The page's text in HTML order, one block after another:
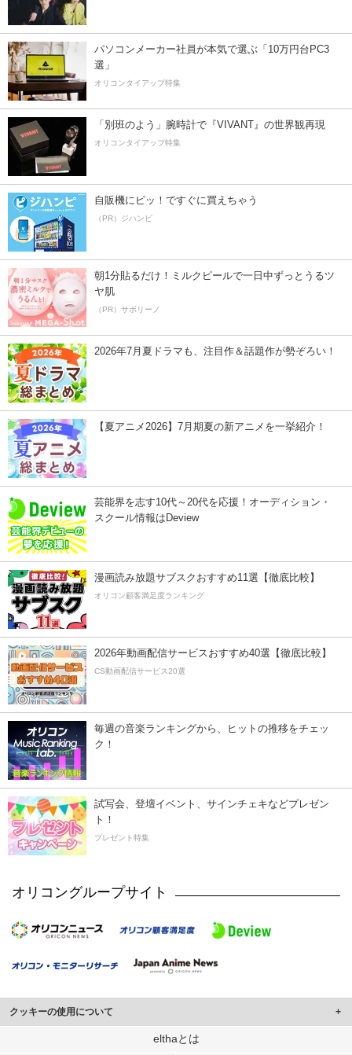
パソコンメーカー社員が本気で選ぶ「10万円台PC3
選」
オリコンタイアップ特集
「別班のよう」腕時計で『VIVANT』の世界観再現
オリコンタイアップ特集
自販機にピッ！ですぐに買えちゃう
（PR）ジハンピ
朝1分貼るだけ！ミルクピールで一日中ずっとうるツ
ヤ肌
（PR）サボリーノ
2026年7月夏ドラマも、注目作＆話題作が勢ぞろい！
【夏アニメ2026】7月期夏の新アニメを一挙紹介！
芸能界を志す10代～20代を応援！オーディション・
スクール情報はDeview
漫画読み放題サブスクおすすめ11選【徹底比較】
オリコン顧客満足度ランキング
2026年動画配信サービスおすすめ40選【徹底比較】
CS動画配信サービス20選
毎週の音楽ランキングから、ヒットの推移をチェッ
ク！
試写会、登壇イベント、サインチェキなどプレゼン
ト！
プレゼント特集
オリコングループサイト
クッキーの使用について
このサイトでは Cookie を使用して、ユーザーに合わせたコンテンツや広告の
elthaとは